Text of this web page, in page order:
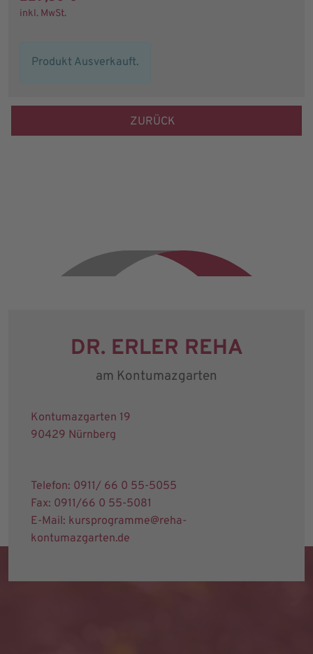
inkl. MwSt.
Produkt Ausverkauft.
ZURÜCK
DR. ERLER REHA
am Kontumazgarten
Kontumazgarten 19
90429 Nürnberg
Telefon: 0911/ 66 0 55-5055
Fax: 0911/66 0 55-5081
E-Mail: kursprogramme@reha-
kontumazgarten.de